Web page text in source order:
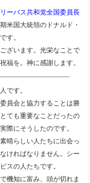
ーバス共和党全国委員長
米国大統領のドナルド・
す。
ざいます。光栄なことで
福を。神に感謝します。
です。
員会と協力することは勝
ても重要なことだったの
際にそうしたのです。
晴らしい人たちに出会っ
ければなりません。シー
スの人たちです。
機知に富み、頭が切れま